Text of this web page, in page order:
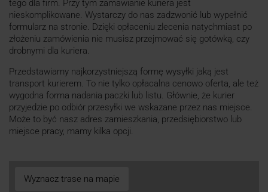
tego dla firm. Przy tym zamawianie kuriera jest
nieskomplikowane. Wystarczy do nas zadzwonić lub wypełnić
formularz na stronie. Dzięki opłaceniu zlecenia natychmiast po
złożeniu zamówienia nie musisz przejmować się gotówką, czy
drobnymi dla kuriera.
Przedstawiamy najkorzystniejszą formę wysyłki jaką jest
transport kurierem. To nie tylko opłacalna cenowo oferta, ale też
wygodna forma nadania paczki lub listu. Głównie, że kurier
przyjedzie po odbiór przesyłki we wskazane przez nas miejsce.
Może to być nasz adres zamieszkania, przedsiębiorstwo lub
miejsce pracy, mamy kilka opcji.
Wyznacz trase na mapie